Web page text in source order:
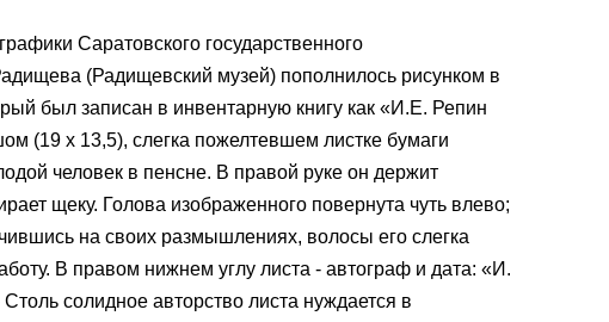
Саратовского государственного
(Радищевский музей) пополнилось рисунком в
был записан в инвентарную книгу как «И.Е. Репин
(19 х 13,5), слегка пожелтевшем листке бумаги
человек в пенсне. В правой руке он держит
щеку. Голова изображенного повернута чуть влево;
на своих размышлениях, волосы его слегка
В правом нижнем углу листа - автограф и дата: «И.
солидное авторство листа нуждается в